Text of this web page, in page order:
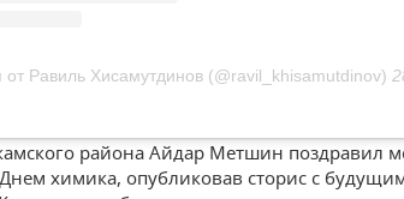
от Равиль Хисамутдинов (@ravil_khisamutdinov) 28
района Айдар Метшин поздравил
химика, опубликовав сторис с